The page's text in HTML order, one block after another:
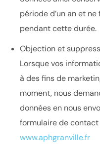
période d’un an et
pendant cette durée.
Objection et
Lorsque vos
à des fins de
moment, nous
données en nous
formulaire de
www.aphgranville.fr